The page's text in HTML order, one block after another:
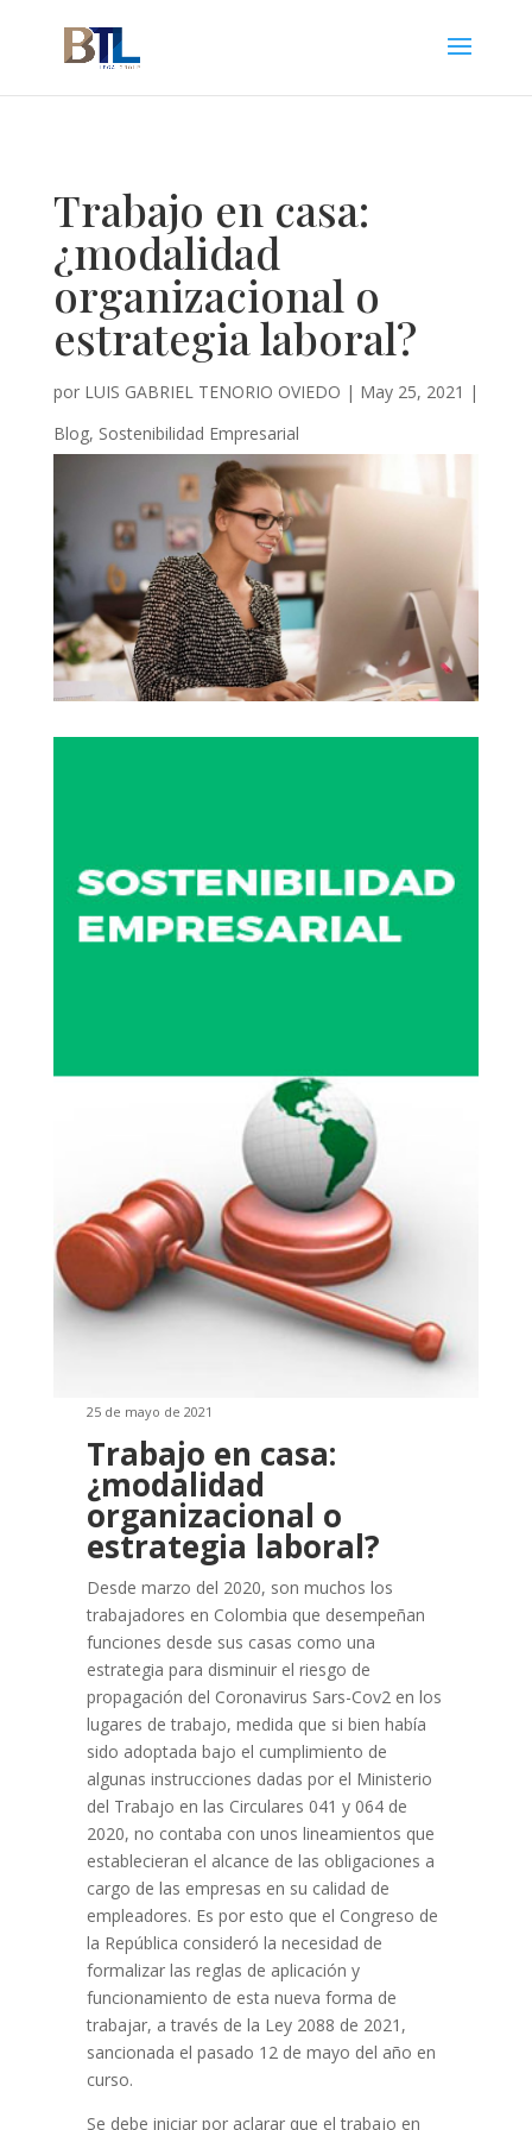
Trabajo en casa:
¿modalidad
organizacional o
estrategia laboral?
por LUIS GABRIEL TENORIO OVIEDO | May 25, 2021 |
Blog, Sostenibilidad Empresarial
25 de mayo de 2021
Trabajo en casa:
¿modalidad
organizacional o
estrategia laboral?
Desde marzo del 2020, son muchos los
trabajadores en Colombia que desempeñan
funciones desde sus casas como una
estrategia para disminuir el riesgo de
propagación del Coronavirus Sars-Cov2 en los
lugares de trabajo, medida que si bien había
sido adoptada bajo el cumplimiento de
algunas instrucciones dadas por el Ministerio
del Trabajo en las Circulares 041 y 064 de
2020, no contaba con unos lineamientos que
establecieran el alcance de las obligaciones a
cargo de las empresas en su calidad de
empleadores. Es por esto que el Congreso de
la República consideró la necesidad de
formalizar las reglas de aplicación y
funcionamiento de esta nueva forma de
trabajar, a través de la Ley 2088 de 2021,
sancionada el pasado 12 de mayo del año en
curso.
Se debe iniciar por aclarar que el trabajo en